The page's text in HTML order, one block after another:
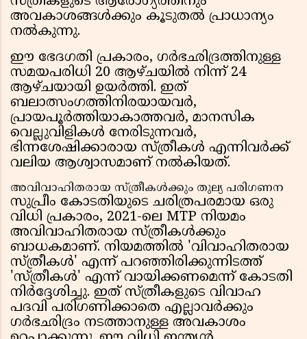
അവകാശങ്ങൾക്കും കൂടുതൽ പ്രാധാന്യം
നൽകുന്നു.
ഈ ഭേദഗതി പ്രകാരം, ഗർഭഛിദ്രത്തിനുള്ള
സമയപരിധി 20 ആഴ്ചയിൽ നിന്ന് 24
ആഴ്ചയായി ഉയർത്തി. ഇത്
ബലാത്സംഗത്തിനിരയായവർ,
പ്രായപൂർത്തിയാകാത്തവർ, മാനസിക
വെല്ലുവിളികൾ നേരിടുന്നവർ,
ഭിന്നശേഷിക്കാരായ സ്ത്രീകൾ എന്നിവർക്ക്
വലിയ ആശ്വാസമാണ് നൽകിയത്.
അവിവാഹിതരായ സ്ത്രീകൾക്കും തുല്യ പരിഗണന
സുപ്രീം കോടതിയുടെ ചരിത്രപരമായ ഒരു
വിധി പ്രകാരം, 2021-ലെ MTP നിയമം
അവിവാഹിതരായ സ്ത്രീകൾക്കും
ബാധകമാണ്. നിയമത്തിൽ 'വിവാഹിതരായ
സ്ത്രീകൾ' എന്ന് പറഞ്ഞിരിക്കുന്നിടത്ത്
'സ്ത്രീകൾ' എന്ന് വായിക്കണമെന്ന് കോടതി
നിർദ്ദേശിച്ചു. ഇത് സ്ത്രീകളുടെ വിവാഹ
പദവി പരിഗണിക്കാതെ എല്ലാവർക്കും
ഗർഭഛിദ്രം നടത്താനുള്ള അവകാശം